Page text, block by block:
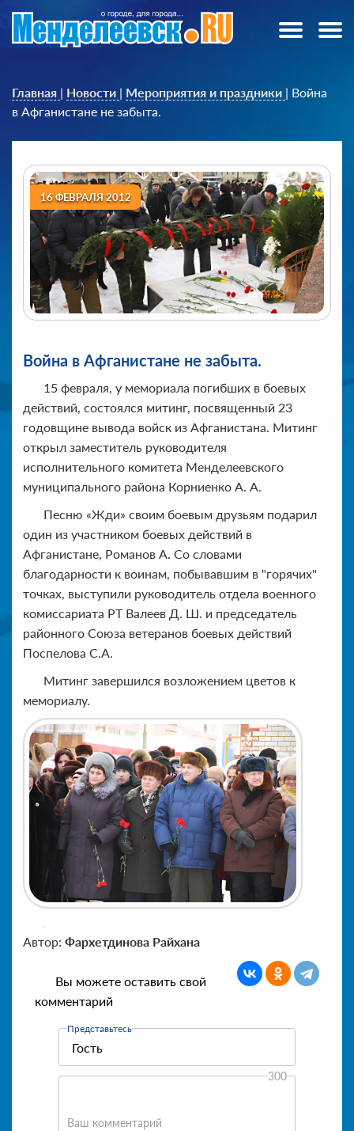
Главная | Новости | Мероприятия и праздники | Война
в Афганистане не забыта.
16 ФЕВРАЛЯ 2012
Война в Афганистане не забыта.
15 февраля, у мемориала погибших в боевых
действий, состоялся митинг, посвященный 23
годовщине вывода войск из Афганистана. Митинг
открыл заместитель руководителя
исполнительного комитета Менделеевского
муниципального района Корниенко А. А.
Песню «Жди» своим боевым друзьям подарил
один из участником боевых действий в
Афганистане, Романов А. Со словами
благодарности к воинам, побывавшим в "горячих"
точках, выступили руководитель отдела военного
комиссариата РТ Валеев Д. Ш. и председатель
районного Союза ветеранов боевых действий
Поспелова С.А.
Митинг завершился возложением цветов к
мемориалу.
Автор: Фархетдинова Райхана
Вы можете оставить свой
комментарий
Представьтесь
Ваш комментарий
300